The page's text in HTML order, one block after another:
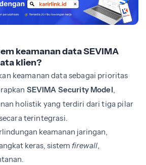
keamanan data SEVIMA
klien?
keamanan data sebagai prioritas
SEVIMA Security Model,
holistik yang terdiri dari tiga pilar
terintegrasi.
keamanan jaringan,
keras, sistem firewall,